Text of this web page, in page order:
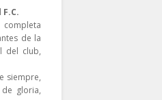
de la
del club,
siempre,
gloria,